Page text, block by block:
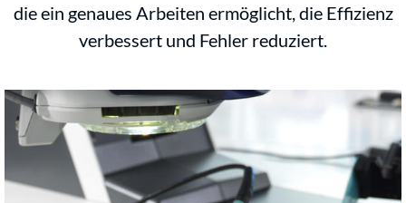
die ein genaues Arbeiten ermöglicht, die Effizienz
verbessert und Fehler reduziert.